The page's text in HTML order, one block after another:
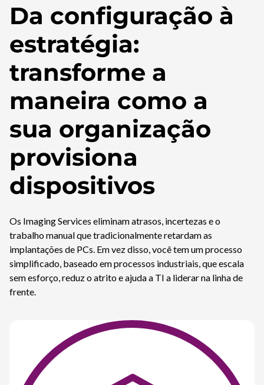
Da configuração à
estratégia:
transforme a
maneira como a
sua organização
provisiona
dispositivos
Os Imaging Services eliminam atrasos, incertezas e o
trabalho manual que tradicionalmente retardam as
implantações de PCs. Em vez disso, você tem um processo
simplificado, baseado em processos industriais, que escala
sem esforço, reduz o atrito e ajuda a TI a liderar na linha de
frente.